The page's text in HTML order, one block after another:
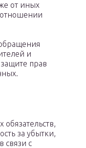
от иных
и
прав
обязательств,
за убытки,
связи с